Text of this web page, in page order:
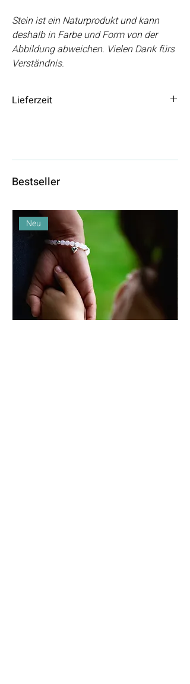
Stein ist ein Naturprodukt und kann
deshalb in Farbe und Form von der
Abbildung abweichen. Vielen Dank fürs
Verständnis.
Lieferzeit
Bestseller
Neu